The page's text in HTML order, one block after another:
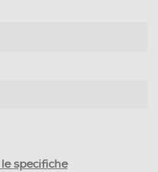
prodotto
specifiche